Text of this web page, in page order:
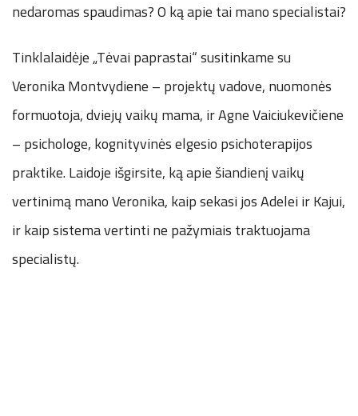
nedaromas spaudimas? O ką apie tai mano specialistai?
Tinklalaidėje „Tėvai paprastai“ susitinkame su
Veronika Montvydiene – projektų vadove, nuomonės
formuotoja, dviejų vaikų mama, ir Agne Vaiciukevičiene
– psichologe, kognityvinės elgesio psichoterapijos
praktike. Laidoje išgirsite, ką apie šiandienį vaikų
vertinimą mano Veronika, kaip sekasi jos Adelei ir Kajui,
ir kaip sistema vertinti ne pažymiais traktuojama
specialistų.